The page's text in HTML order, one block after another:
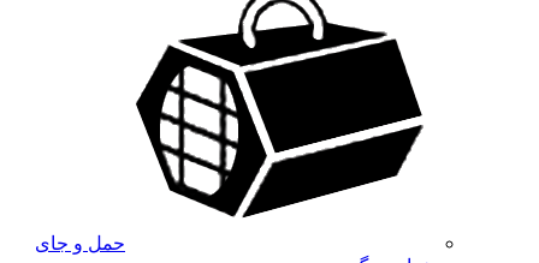
حمل و جای